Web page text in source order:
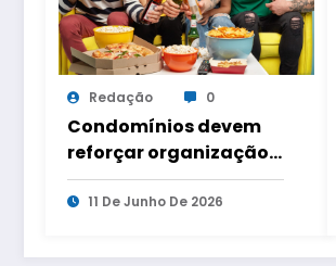
Redação 0
Condomínios devem
reforçar organização e
segurança durante a
Copa do Mundo
11 De Junho De 2026